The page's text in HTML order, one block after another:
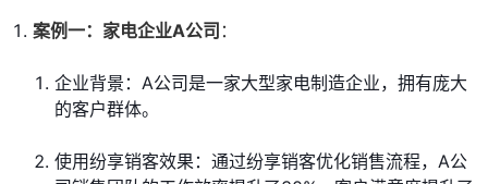
案例一：家电企业A公司 ：
企业背景：A公司是一家大型家电制造企业，拥有庞大
的客户群体。
使用纷享销客效果：通过纷享销客优化销售流程，A公